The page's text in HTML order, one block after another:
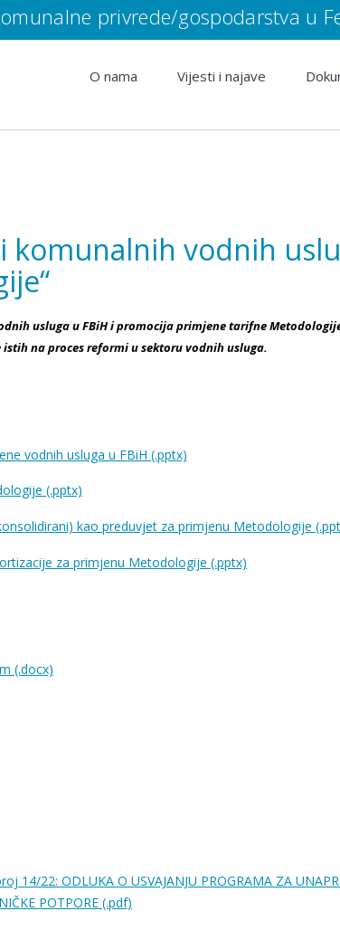
privrede/gospodarstva u
O nama Vijesti i najave
komunalnih vodnih
usluga u FBiH i promocija primjene tarifne
na proces reformi u sektoru vodnih usluga.
vodnih usluga u FBiH (.pptx)
(.pptx)
kao preduvjet za primjenu Metodologije
za primjenu Metodologije (.pptx)
(.docx)
14/22: ODLUKA O USVAJANJU PROGRAMA ZA
POTPORE (.pdf)